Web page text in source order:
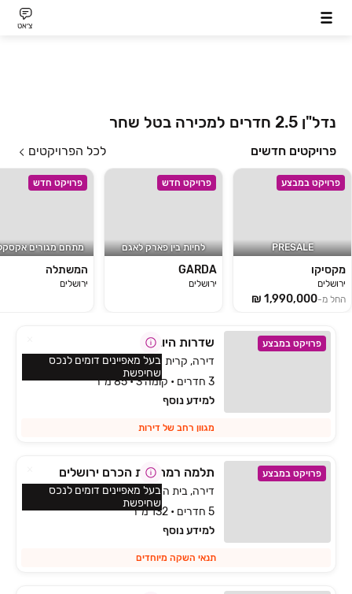
צ׳אט
נדל"ן 2.5 חדרים למכירה בטל שחר
פרויקטים חדשים לכל הפרויקטים
פרויקט במבצע
PRESALE
מקסיקו
ירושלים
החל מ-
פרויקט חדש
לחיות בין פארק לאגם
GARDA
ירושלים
פרויקט חדש
המשתלה
ירושלים
פרויקט במבצע שדרות היובל
דירה, קרית היובל, ירושלים
3 חדרים • קומה 3 • 85 מ״ר
למידע נוסף
מגוון רחב של דירות
בעל מאפיינים דומים לנכס
שחיפשת
פרויקט במבצע תלמה רמת בית הכרם ירושלים
דירה, בית הכרם, רמת בית הכרם, ירושלים
5 חדרים • 132 מ״ר
למידע נוסף
תנאי השקה מיוחדים
בעל מאפיינים דומים לנכס
שחיפשת